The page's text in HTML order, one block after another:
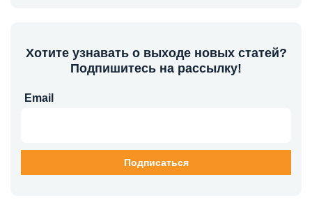
Хотите узнавать о выходе новых статей?
Подпишитесь на рассылку!
Email